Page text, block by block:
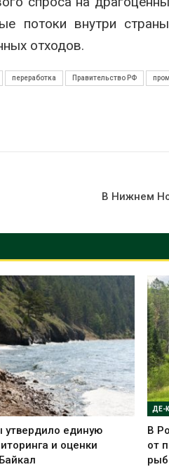
потоки внутри
отходов.
переработка Правительство РФ
В Нижнем
единую
и оценки
ДЕ-
В
от